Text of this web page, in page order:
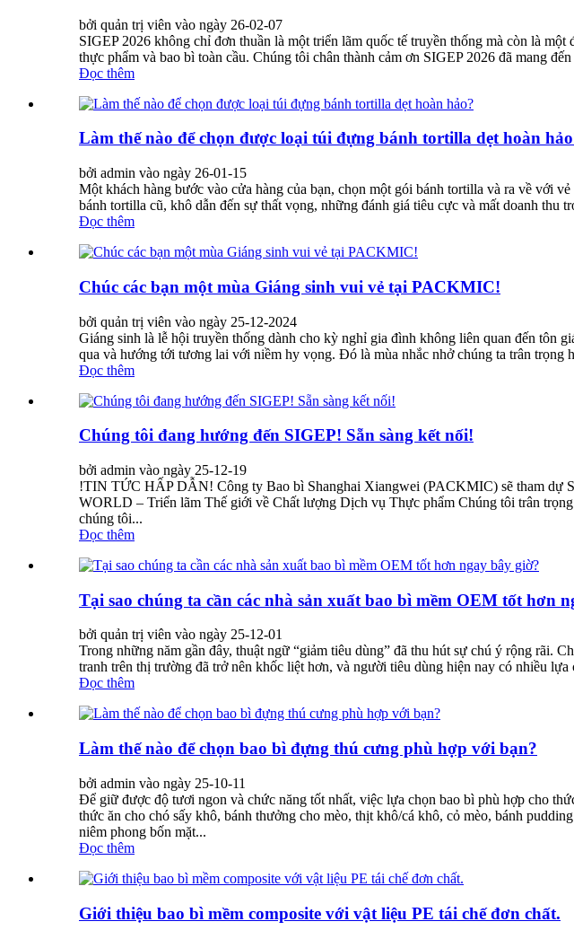
bởi quản trị viên vào ngày 26-02-07
SIGEP 2026 không chỉ đơn thuần là một triển lãm quốc tế truyền thống mà còn là
thực phẩm và bao bì toàn cầu. Chúng tôi chân thành cảm ơn SIGEP 2026 đã mang
Đọc thêm
Làm thế nào để chọn được loại túi đựng bánh tortilla dẹt hoàn
bởi admin vào ngày 26-01-15
Một khách hàng bước vào cửa hàng của bạn, chọn một gói bánh tortilla và ra về với
bánh tortilla cũ, khô dẫn đến sự thất vọng, những đánh giá tiêu cực và mất doanh
Đọc thêm
Chúc các bạn một mùa Giáng sinh vui vẻ tại PACKMIC!
bởi quản trị viên vào ngày 25-12-2024
Giáng sinh là lễ hội truyền thống dành cho kỳ nghỉ gia đình không liên quan đến tôn
qua và hướng tới tương lai với niềm hy vọng. Đó là mùa nhắc nhở chúng ta trân trọng
Đọc thêm
Chúng tôi đang hướng đến SIGEP! Sẵn sàng kết nối!
bởi admin vào ngày 25-12-19
!TIN TỨC HẤP DẪN! Công ty Bao bì Shanghai Xiangwei (PACKMIC) sẽ tham
WORLD – Triển lãm Thế giới về Chất lượng Dịch vụ Thực phẩm Chúng tôi trân
chúng tôi...
Đọc thêm
Tại sao chúng ta cần các nhà sản xuất bao bì mềm OEM tốt hơn
bởi quản trị viên vào ngày 25-12-01
Trong những năm gần đây, thuật ngữ “giảm tiêu dùng” đã thu hút sự chú ý rộng rãi.
tranh trên thị trường đã trở nên khốc liệt hơn, và người tiêu dùng hiện nay có nhiều
Đọc thêm
Làm thế nào để chọn bao bì đựng thú cưng phù hợp với bạn?
bởi admin vào ngày 25-10-11
Để giữ được độ tươi ngon và chức năng tốt nhất, việc lựa chọn bao bì phù hợp cho
thức ăn cho chó sấy khô, bánh thưởng cho mèo, thịt khô/cá khô, cỏ mèo, bánh
niêm phong bốn mặt...
Đọc thêm
Giới thiệu bao bì mềm composite với vật liệu PE tái chế đơn chất.